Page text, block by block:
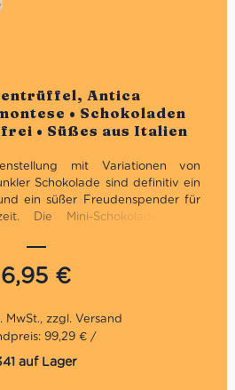
Antica
• Schokoladen
• Süßes aus Italien
mit Variationen von
Schokolade sind definitiv ein
ein süßer Freudenspender für
Die Mini-Schokoladentrüffel
und al pistacchio. Feine
Piemont mit Nüssen, Mandeln
und Nougat, die alle von der IGP
inspiriert sind. Die fünfte
die Liebe zu den Herkunftsorten
6,95 €
99,29 € /
auf Lager